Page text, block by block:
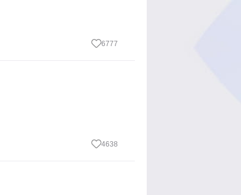
6777
4638